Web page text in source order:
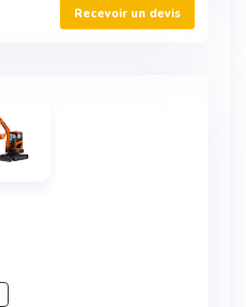
Recevoir un devis